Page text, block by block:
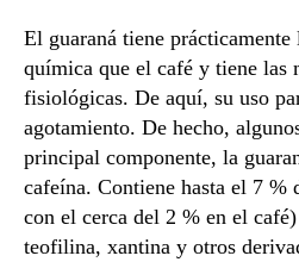
El guaraná tiene
química que el café y tiene las
fisiológicas. De aquí, su uso
agotamiento. De hecho,
principal componente, la
cafeína. Contiene hasta el 7 %
con el cerca del 2 % en el
teofilina, xantina y otros